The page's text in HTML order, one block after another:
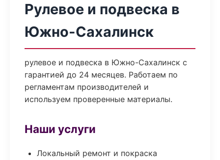
Рулевое и подвеска в
Южно-Сахалинск
рулевое и подвеска в Южно-Сахалинск с
гарантией до 24 месяцев. Работаем по
регламентам производителей и
используем проверенные материалы.
Наши услуги
Локальный ремонт и покраска